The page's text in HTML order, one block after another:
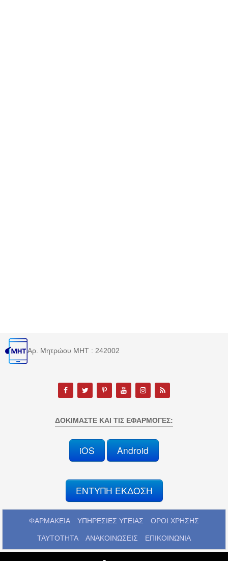
Αρ. Μητρώου MHT : 242002
ΔΟΚΙΜΆΣΤΕ ΚΑΙ ΤΙΣ ΕΦΑΡΜΟΓΈΣ:
iOS Android
ΕΝΤΥΠΗ ΕΚΔΟΣΗ
ΦΑΡΜΑΚΕΙΑ ΥΠΗΡΕΣΙΕΣ ΥΓΕΙΑΣ ΟΡΟΙ ΧΡΗΣΗΣ
ΤΑΥΤΟΤΗΤΑ ΑΝΑΚΟΙΝΩΣΕΙΣ ΕΠΙΚΟΙΝΩΝΙΑ